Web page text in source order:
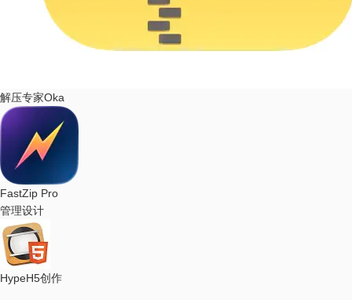
解压专家Oka
FastZip Pro
管理设计
HypeH5创作